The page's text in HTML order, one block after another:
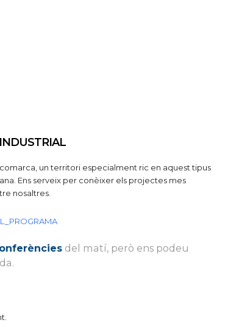
un territori especialment ric en aquest tipus
Ens serveix per conèixer els projectes mes
nosaltres.
del matí, però ens podeu